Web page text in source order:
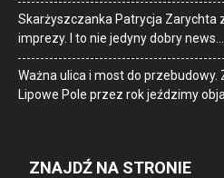
Skarżyszczanka Patrycja Zarychta
imprezy. I to nie jedyny dobry news…
Ważna ulica i most do przebudowy.
Lipowe Pole przez rok jeździmy
ZNAJDŹ NA STRONIE